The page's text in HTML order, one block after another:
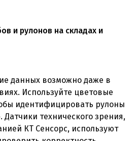
и рулонов на складах и
данных возможно даже в
Используйте цветовые
идентифицировать рулоны
технического зрения,
КТ Сенсорс, используют